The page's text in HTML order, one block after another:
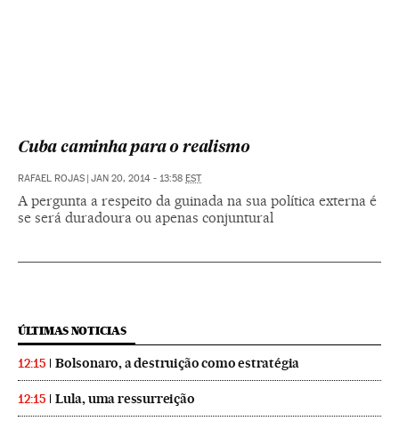
Cuba caminha para o realismo
RAFAEL ROJAS | JAN 20, 2014 - 13:58 EST
A pergunta a respeito da guinada na sua política externa é
se será duradoura ou apenas conjuntural
ÚLTIMAS NOTICIAS
12:15 Bolsonaro, a destruição como estratégia
12:15 Lula, uma ressurreição